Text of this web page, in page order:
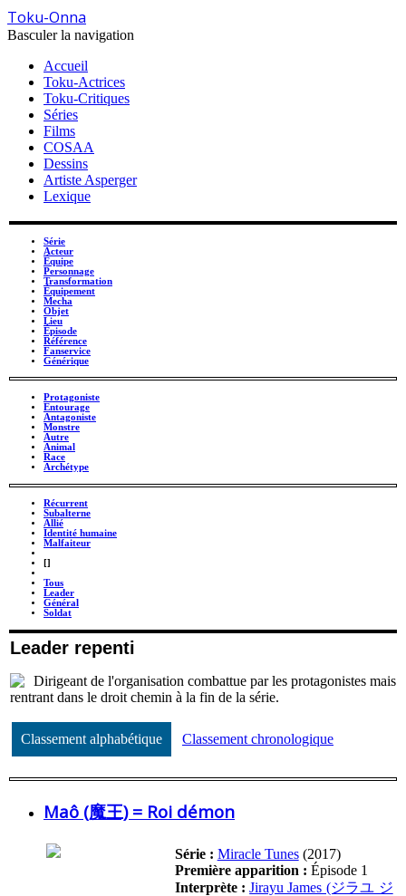
Toku-Onna
Basculer la navigation
Accueil
Toku-Actrices
Toku-Critiques
Séries
Films
COSAA
Dessins
Artiste Asperger
Lexique
Série
Acteur
Équipe
Personnage
Transformation
Équipement
Mecha
Objet
Lieu
Épisode
Référence
Fanservice
Générique
Protagoniste
Entourage
Antagoniste
Monstre
Autre
Animal
Race
Archétype
Récurrent
Subalterne
Allié
Identité humaine
Malfaiteur
[]
Tous
Leader
Général
Soldat
Leader repenti
Dirigeant de l'organisation combattue par les protagonistes mais
rentrant dans le droit chemin à la fin de la série.
Classement alphabétique Classement chronologique
Maô (魔王) = Roi démon
Série : Miracle Tunes(2017)
Première apparition : Épisode 1
Interprète : Jirayu James (ジラユ ジ